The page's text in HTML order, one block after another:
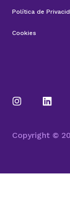
Política de
Cookies
Copyright ©